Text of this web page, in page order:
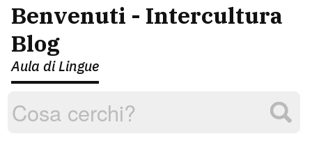
Benvenuti - Intercultura
Blog
Aula di Lingue